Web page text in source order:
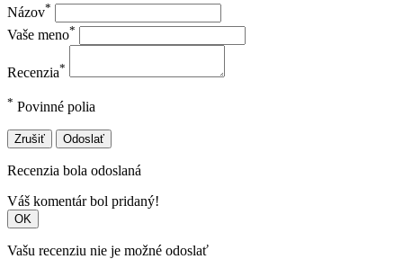
Názov*
Vaše meno*
Recenzia*
* Povinné polia
Zrušiť Odoslať
Recenzia bola odoslaná
Váš komentár bol pridaný!
OK
Vašu recenziu nie je možné odoslať